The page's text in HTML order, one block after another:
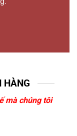
HÀNG
mà chúng tôi